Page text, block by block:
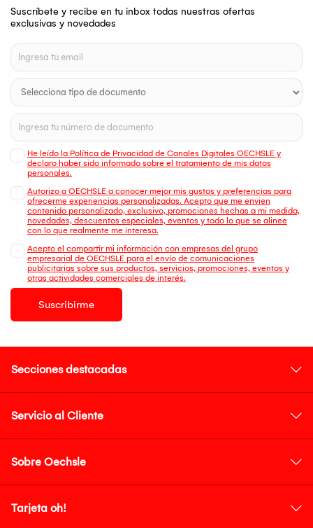
Suscríbete y recibe en tu inbox todas nuestras ofertas
exclusivas y novedades
He leído la Política de Privacidad de Canales Digitales OECHSLE y
declaro haber sido informado sobre el tratamiento de mis datos
personales.
Autorizo a OECHSLE a conocer mejor mis gustos y preferencias para
ofrecerme experiencias personalizadas. Acepto que me envien
contenido personalizado, exclusivo, promociones hechas a mi medida,
novedades, descuentos especiales, eventos y todo lo que se alinee
con lo que realmente me interesa.
Acepto el compartir mi información con empresas del grupo
empresarial de OECHSLE para el envío de comunicaciones
publicitarias sobre sus productos, servicios, promociones, eventos y
otras actividades comerciales de interés.
Suscribirme
Secciones destacadas
Servicio al Cliente
Sobre Oechsle
Tarjeta oh!